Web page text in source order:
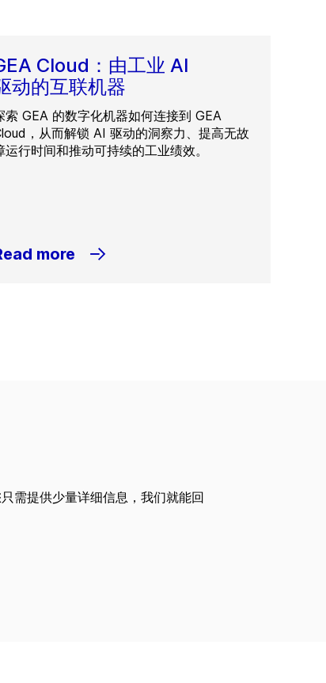
Cloud：由工业 AI
动的互联机器
索 GEA 的数字化机器如何连接到 GEA
，从而解锁 AI 驱动的洞察力、提高无故
运行时间和推动可持续的工业绩效。
more
需提供少量详细信息，我们就能回